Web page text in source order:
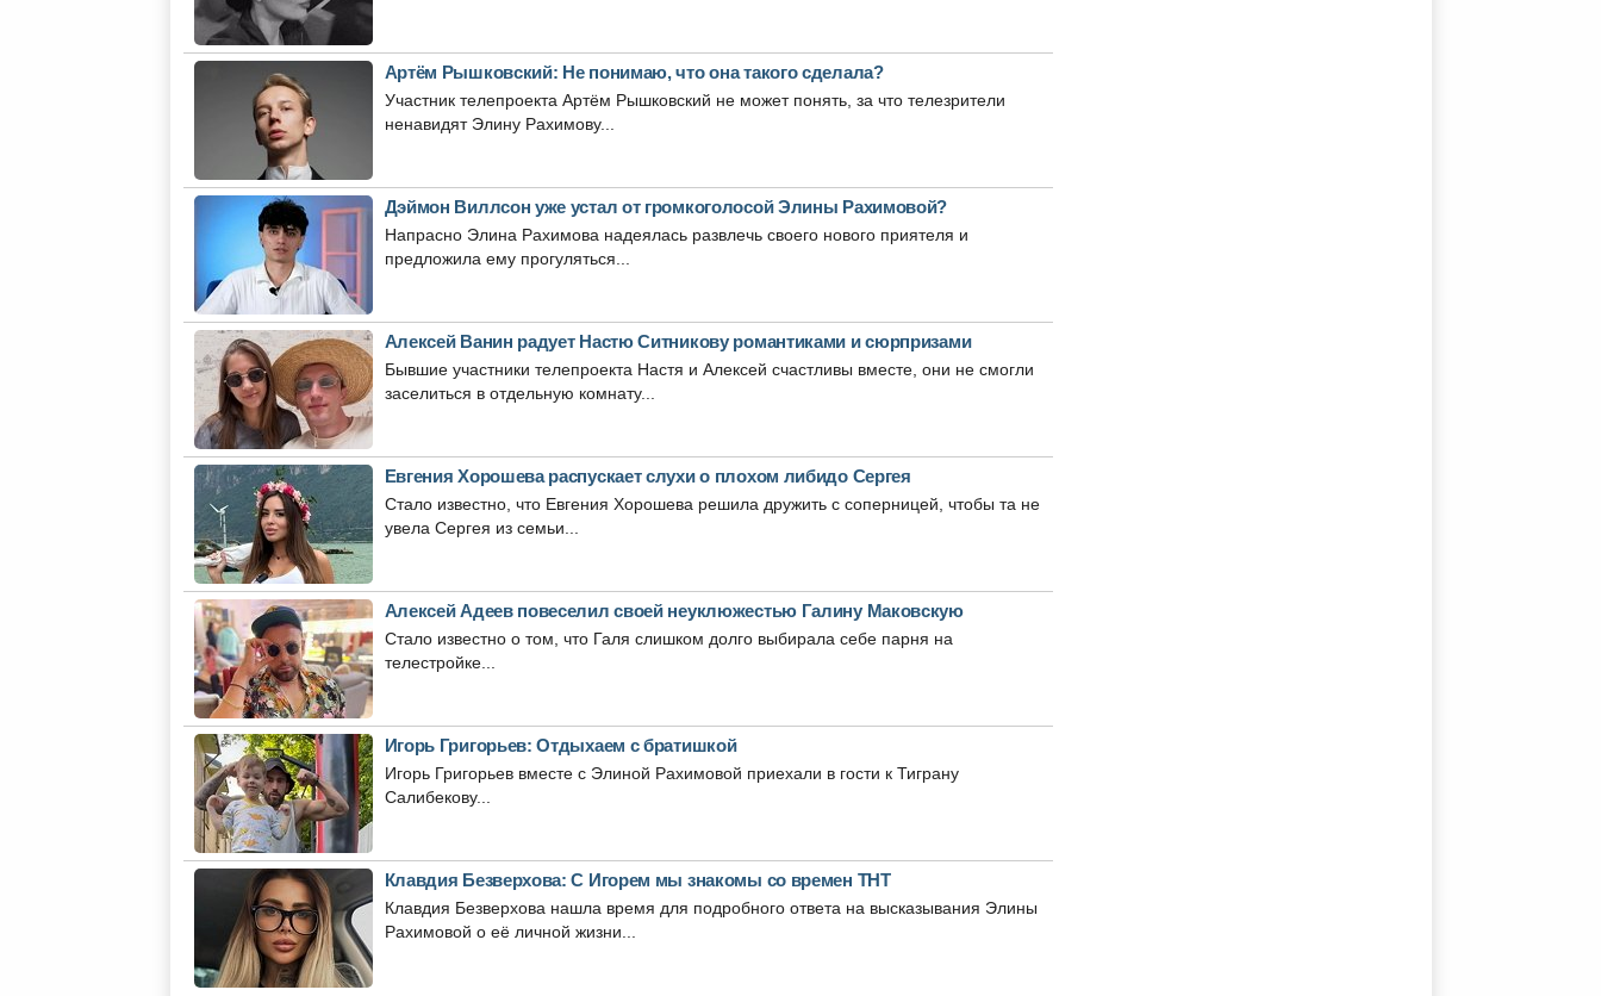
Артём Рышковский: Не понимаю, что она такого сделала?
Участник телепроекта Артём Рышковский не может понять, за что телезрители
ненавидят Элину Рахимову...
Дэймон Виллсон уже устал от громкоголосой Элины Рахимовой?
Напрасно Элина Рахимова надеялась развлечь своего нового приятеля и
предложила ему прогуляться...
Алексей Ванин радует Настю Ситникову романтиками и сюрпризами
Бывшие участники телепроекта Настя и Алексей счастливы вместе, они не смогли
заселиться в отдельную комнату...
Евгения Хорошева распускает слухи о плохом либидо Сергея
Стало известно, что Евгения Хорошева решила дружить с соперницей, чтобы та не
увела Сергея из семьи...
Алексей Адеев повеселил своей неуклюжестью Галину Маковскую
Стало известно о том, что Галя слишком долго выбирала себе парня на
телестройке...
Игорь Григорьев: Отдыхаем с братишкой
Игорь Григорьев вместе с Элиной Рахимовой приехали в гости к Тиграну
Салибекову...
Клавдия Безверхова: С Игорем мы знакомы со времен ТНТ
Клавдия Безверхова нашла время для подробного ответа на высказывания Элины
Рахимовой о её личной жизни...